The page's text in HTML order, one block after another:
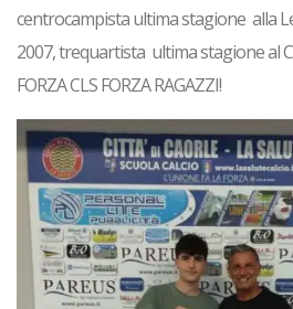
centrocampista ultima stagione alla
2007, trequartista ultima stagione al
FORZA CLSFORZA RAGAZZI!